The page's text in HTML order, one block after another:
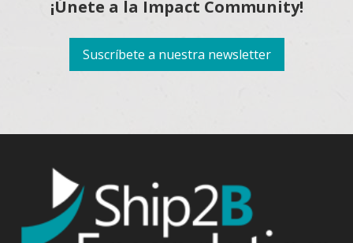
¡Únete a la Impact Community!
Suscríbete a nuestra newsletter